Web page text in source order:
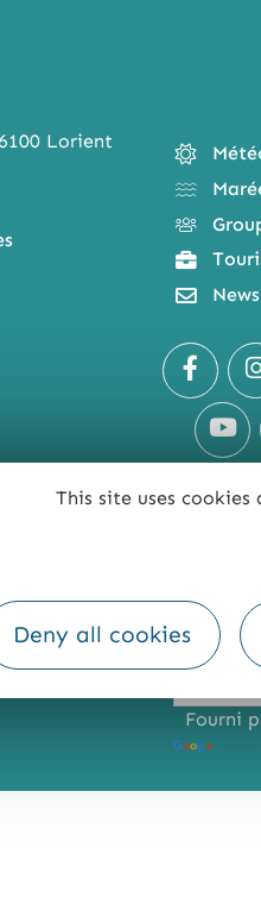
This site uses
Deny all cookies
Lorient
Fourni